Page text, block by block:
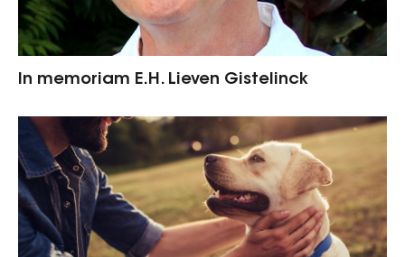
In memoriam E.H. Lieven Gistelinck